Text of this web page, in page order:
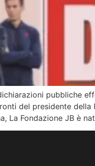
pubbliche
del presidente della
La Fondazione JB è